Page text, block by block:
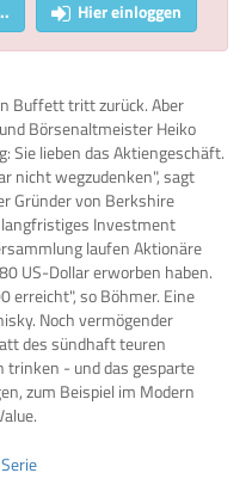
Hier einloggen
Buffett tritt zurück. Aber
Börsenaltmeister Heiko
Sie lieben das Aktiengeschäft.
nicht wegzudenken", sagt
Gründer von Berkshire
Investment
laufen Aktionäre
US-Dollar erworben haben.
erreicht", so Böhmer. Eine
Noch vermögender
des sündhaft teuren
- und das gesparte
zum Beispiel im Modern
Serie